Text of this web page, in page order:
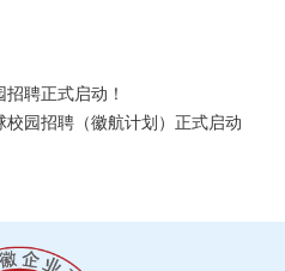
聘正式启动！
校园招聘（徽航计划）正式启动